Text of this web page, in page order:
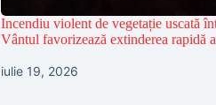
Incendiu violent de vegetație uscată
Vântul favorizează extinderea rapidă
iulie 19, 2026